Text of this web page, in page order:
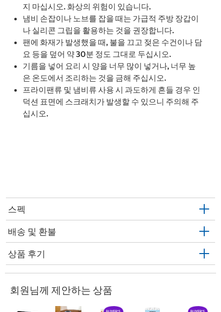
지 마십시오. 화상의 위험이 있습니다.
냄비 손잡이나 노브를 잡을 때는 가급적 주방 장갑이
나 실리콘 그립을 활용하는 것을 권장합니다.
팬에 화재가 발생했을 때, 불을 끄고 젖은 수건이나 담
요 등을 덮어 약 30분 정도 그대로 두십시오.
기름을 넣어 요리 시 양을 너무 많이 넣거나, 너무 높
은 온도에서 조리하는 것을 금해 주십시오.
프라이팬류 및 냄비류 사용 시 과도하게 흔들 경우 인
덕션 표면에 스크래치가 발생할 수 있으니 주의해 주
십시오.
스펙
배송 및 환불
상품 후기
회원님께 제안하는 상품